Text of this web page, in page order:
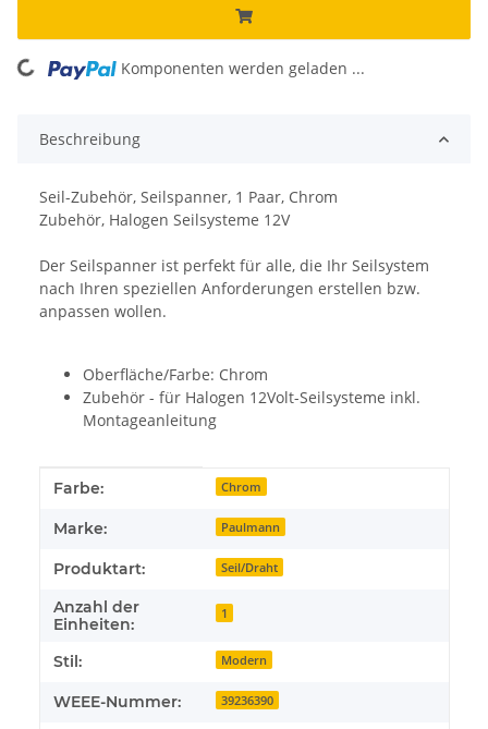
Loading... Komponenten werden geladen ...
Beschreibung
Seil-Zubehör, Seilspanner, 1 Paar, Chrom
Zubehör, Halogen Seilsysteme 12V
Der Seilspanner ist perfekt für alle, die Ihr Seilsystem
nach Ihren speziellen Anforderungen erstellen bzw.
anpassen wollen.
Oberfläche/Farbe: Chrom
Zubehör - für Halogen 12Volt-Seilsysteme inkl.
Montageanleitung
Produkteigenschaft
Wert
Farbe: Chrom
Marke: Paulmann
Produktart: Seil/Draht
Anzahl der
Einheiten:
1
Stil: Modern
WEEE-Nummer: 39236390